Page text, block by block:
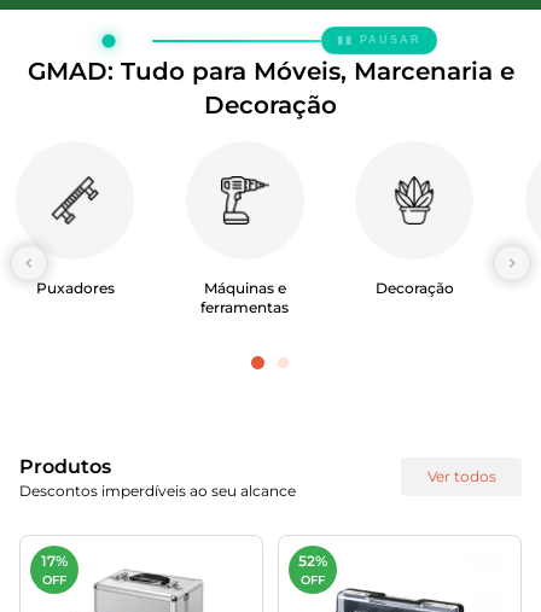
▮▮ PAUSAR
GMAD: Tudo para Móveis, Marcenaria e
Decoração
Puxadores
Máquinas e
ferramentas
Decoração
Produtos
Descontos imperdíveis ao seu alcance
Ver todos
17%
OFF
52%
OFF